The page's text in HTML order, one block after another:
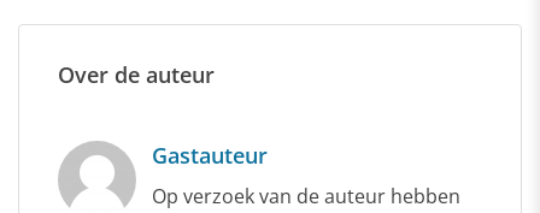
Over de auteur
Gastauteur
Op verzoek van de auteur hebben